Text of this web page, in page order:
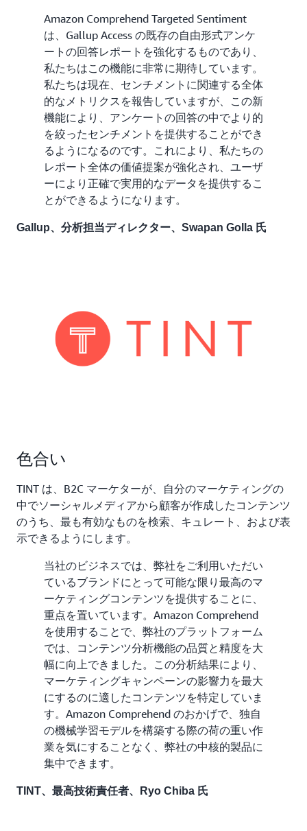
Amazon Comprehend Targeted Sentiment
は、Gallup Access の既存の自由形式アンケ
ートの回答レポートを強化するものであり、
私たちはこの機能に非常に期待しています。
私たちは現在、センチメントに関連する全体
的なメトリクスを報告していますが、この新
機能により、アンケートの回答の中でより的
を絞ったセンチメントを提供することができ
るようになるのです。これにより、私たちの
レポート全体の価値提案が強化され、ユーザ
ーにより正確で実用的なデータを提供するこ
とができるようになります。
Gallup、分析担当ディレクター、Swapan Golla 氏
色合い
TINT は、B2C マーケターが、自分のマーケティングの
中でソーシャルメディアから顧客が作成したコンテンツ
のうち、最も有効なものを検索、キュレート、および表
示できるようにします。
当社のビジネスでは、弊社をご利用いただい
ているブランドにとって可能な限り最高のマ
ーケティングコンテンツを提供することに、
重点を置いています。Amazon Comprehend
を使用することで、弊社のプラットフォーム
では、コンテンツ分析機能の品質と精度を大
幅に向上できました。この分析結果により、
マーケティングキャンペーンの影響力を最大
にするのに適したコンテンツを特定していま
す。Amazon Comprehend のおかげで、独自
の機械学習モデルを構築する際の荷の重い作
業を気にすることなく、弊社の中核的製品に
集中できます。
TINT、最高技術責任者、Ryo Chiba 氏